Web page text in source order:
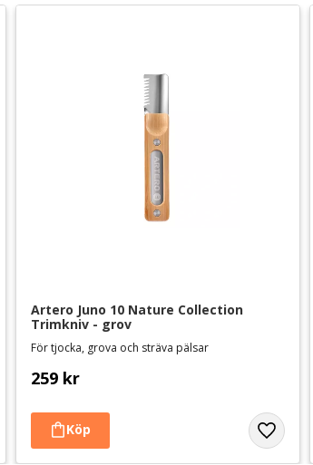
Artero Juno 10 Nature Collection
Trimkniv - grov
För tjocka, grova och sträva pälsar
259 kr